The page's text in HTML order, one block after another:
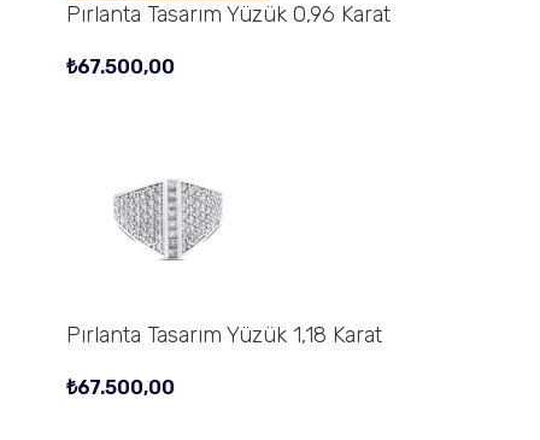
Pırlanta Tasarım Yüzük 0,96 Karat
₺67.500,00
Pırlanta Tasarım Yüzük 1,18 Karat
₺67.500,00